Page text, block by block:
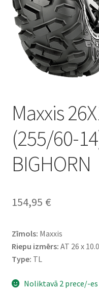
Maxxis
(255/60-
BIGHORN
154,95 €
Zīmols: Maxxis
Riepu izmērs: AT 26 x
Type: TL
Noliktavā 2 prece/-es